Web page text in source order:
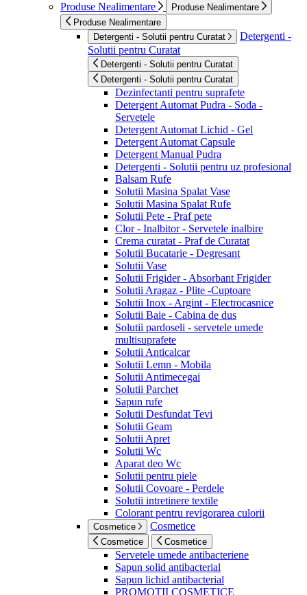
Produse Nealimentare
Produse Nealimentare
Produse Nealimentare
Detergenti - Solutii pentru Curatat
Detergenti -
Solutii pentru Curatat
Detergenti - Solutii pentru Curatat
Detergenti - Solutii pentru Curatat
Dezinfectanti pentru suprafete
Detergent Automat Pudra - Soda -
Servetele
Detergent Automat Lichid - Gel
Detergent Automat Capsule
Detergent Manual Pudra
Detergenti - Solutii pentru uz profesional
Balsam Rufe
Solutii Masina Spalat Vase
Solutii Masina Spalat Rufe
Solutii Pete - Praf pete
Clor - Inalbitor - Servetele inalbire
Crema curatat - Praf de Curatat
Solutii Bucatarie - Degresant
Solutii Vase
Solutii Frigider - Absorbant Frigider
Solutii Aragaz - Plite -Cuptoare
Solutii Inox - Argint - Electrocasnice
Solutii Baie - Cabina de dus
Solutii pardoseli - servetele umede
multisuprafete
Solutii Anticalcar
Solutii Lemn - Mobila
Solutii Antimecegai
Solutii Parchet
Sapun rufe
Solutii Desfundat Tevi
Solutii Geam
Solutii Apret
Solutii Wc
Aparat deo Wc
Solutii pentru piele
Solutii Covoare - Perdele
Solutii intretinere textile
Colorant pentru revigorarea culorii
Cosmetice Cosmetice
Cosmetice Cosmetice
Servetele umede antibacteriene
Sapun solid antibacterial
Sapun lichid antibacterial
PROMOTII COSMETICE